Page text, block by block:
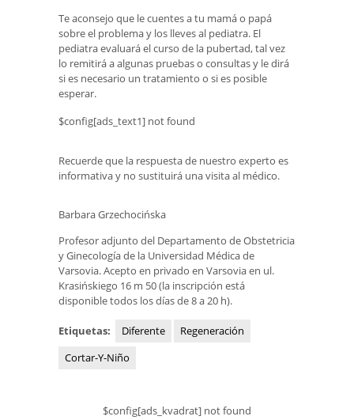
Te aconsejo que le cuentes a tu mamá o papá
sobre el problema y los lleves al pediatra. El
pediatra evaluará el curso de la pubertad, tal vez
lo remitirá a algunas pruebas o consultas y le dirá
si es necesario un tratamiento o si es posible
esperar.
$config[ads_text1] not found
Recuerde que la respuesta de nuestro experto es
informativa y no sustituirá una visita al médico.
Barbara Grzechocińska
Profesor adjunto del Departamento de Obstetricia
y Ginecología de la Universidad Médica de
Varsovia. Acepto en privado en Varsovia en ul.
Krasińskiego 16 m 50 (la inscripción está
disponible todos los días de 8 a 20 h).
Etiquetas: Diferente
Regeneración
Cortar-Y-Niño
$config[ads_kvadrat] not found